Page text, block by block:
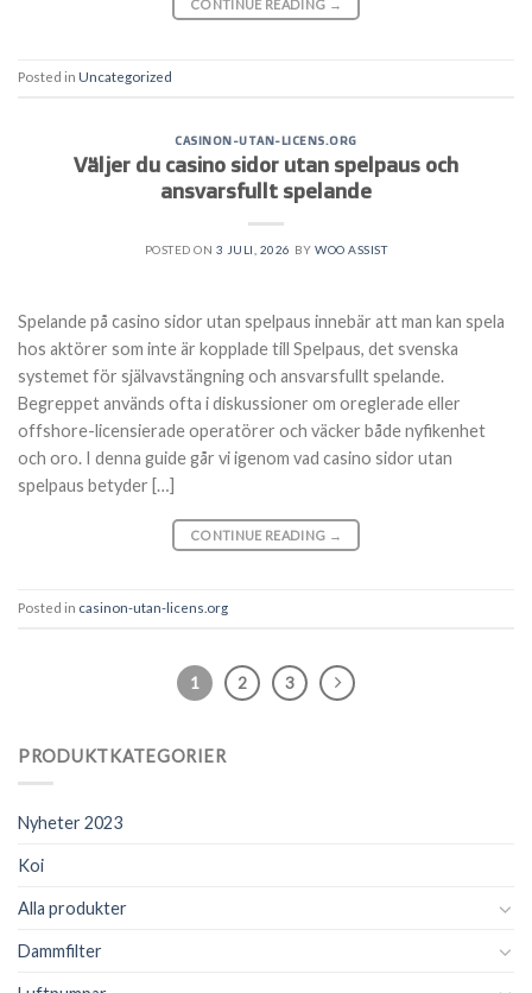
CONTINUE READING →
Posted in Uncategorized
CASINON-UTAN-LICENS.ORG
Väljer du casino sidor utan spelpaus och
ansvarsfullt spelande
POSTED ON 3 JULI, 2026 BYWOO ASSIST
Spelande på casino sidor utan spelpaus innebär att man kan spela
hos aktörer som inte är kopplade till Spelpaus, det svenska
systemet för självavstängning och ansvarsfullt spelande.
Begreppet används ofta i diskussioner om oreglerade eller
offshore-licensierade operatörer och väcker både nyfikenhet
och oro. I denna guide går vi igenom vad casino sidor utan
spelpaus betyder […]
CONTINUE READING →
Posted in casinon-utan-licens.org
1 2 3
PRODUKTKATEGORIER
Nyheter 2023
Koi
Alla produkter
Dammfilter